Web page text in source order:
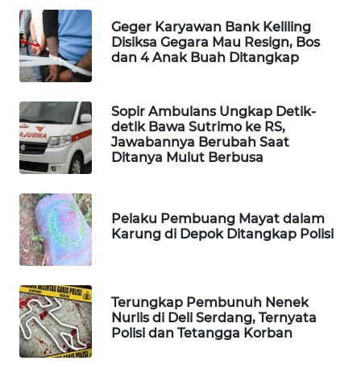
Geger Karyawan Bank Keliling
Disiksa Gegara Mau Resign, Bos
dan 4 Anak Buah Ditangkap
Sopir Ambulans Ungkap Detik-
detik Bawa Sutrimo ke RS,
Jawabannya Berubah Saat
Ditanya Mulut Berbusa
Pelaku Pembuang Mayat dalam
Karung di Depok Ditangkap Polisi
Terungkap Pembunuh Nenek
Nurlis di Deli Serdang, Ternyata
Polisi dan Tetangga Korban
MAWAKA
ID
MARTABAT
NET
PLN
WATCH
MKLI
LPKKI
LKKI
KOPEKLIN